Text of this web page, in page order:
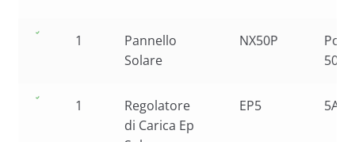
1
Pannello
Solare
NX50P
50W
1
Regolatore
di Carica Ep
EP5 5A-